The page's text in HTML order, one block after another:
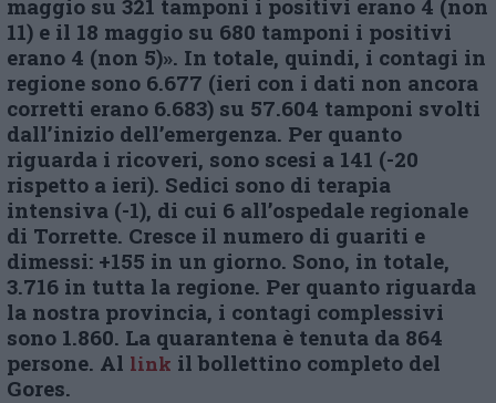
maggio su 321 tamponi i positivi erano 4 (non
11) e il 18 maggio su 680 tamponi i positivi
erano 4 (non 5)». In totale, quindi, i contagi in
regione sono 6.677 (ieri con i dati non ancora
corretti erano 6.683) su 57.604 tamponi svolti
dall’inizio dell’emergenza. Per quanto
riguarda i ricoveri, sono scesi a 141 (-20
rispetto a ieri). Sedici sono di terapia
intensiva (-1), di cui 6 all’ospedale regionale
di Torrette. Cresce il numero di guariti e
dimessi: +155 in un giorno. Sono, in totale,
3.716 in tutta la regione. Per quanto riguarda
la nostra provincia, i contagi complessivi
sono 1.860. La quarantena è tenuta da 864
persone. Al link il bollettino completo del
Gores.